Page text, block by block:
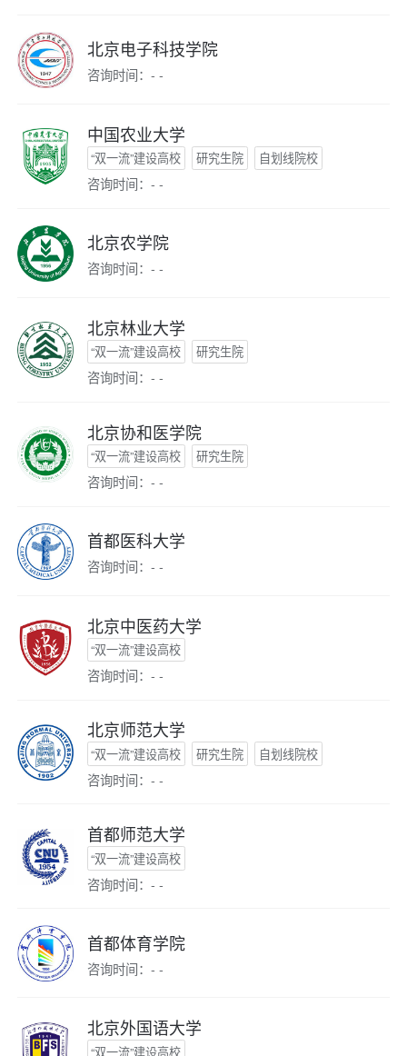
北京电子科技学院
咨询时间：- -
中国农业大学
“双一流”建设高校 研究生院 自划线院校
咨询时间：- -
北京农学院
咨询时间：- -
北京林业大学
“双一流”建设高校 研究生院
咨询时间：- -
北京协和医学院
“双一流”建设高校 研究生院
咨询时间：- -
首都医科大学
咨询时间：- -
北京中医药大学
“双一流”建设高校
咨询时间：- -
北京师范大学
“双一流”建设高校 研究生院 自划线院校
咨询时间：- -
首都师范大学
“双一流”建设高校
咨询时间：- -
首都体育学院
咨询时间：- -
北京外国语大学
“双一流”建设高校